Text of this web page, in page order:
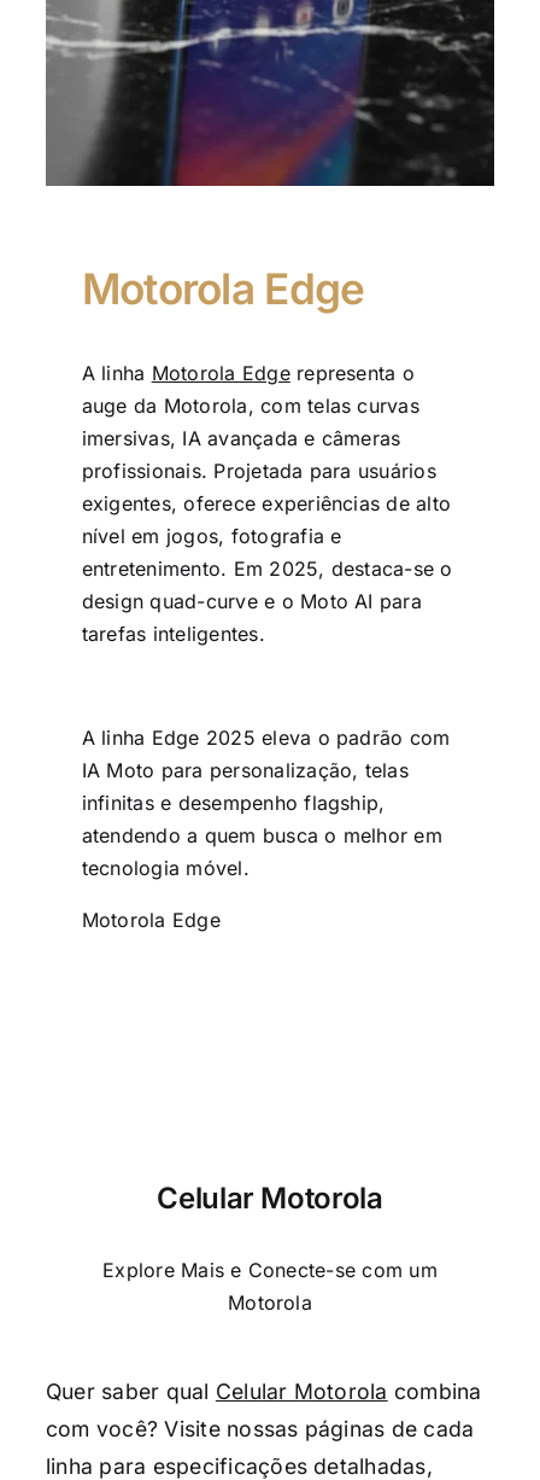
Motorola Edge
A linha Motorola Edgerepresenta o
auge da Motorola, com telas curvas
imersivas, IA avançada e câmeras
profissionais. Projetada para usuários
exigentes, oferece experiências de alto
nível em jogos, fotografia e
entretenimento. Em 2025, destaca-se o
design quad-curve e o Moto AI para
tarefas inteligentes.
A linha Edge 2025 eleva o padrão com
IA Moto para personalização, telas
infinitas e desempenho flagship,
atendendo a quem busca o melhor em
tecnologia móvel.
Motorola Edge
Celular Motorola
Explore Mais e Conecte-se com um
Motorola
Quer saber qual Celular Motorola combina
com você? Visite nossas páginas de cada
linha para especificações detalhadas,